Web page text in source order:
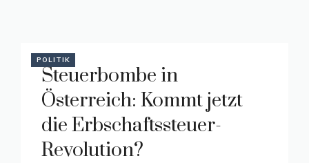
POLITIK
Steuerbombe in
Österreich: Kommt jetzt
die Erbschaftssteuer-
Revolution?